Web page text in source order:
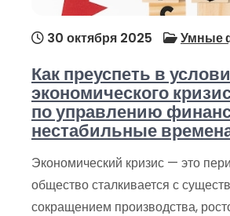
30 октября 2025 Умные
Как преуспеть в
экономического
по управлению
нестабильные
Экономический кризис — это
общество сталкивается с
сокращением производства,